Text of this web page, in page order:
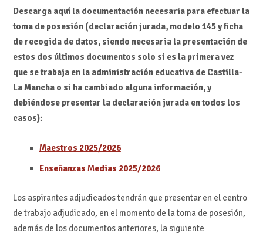
Descarga aquí la documentación necesaria para efectuar la
toma de posesión (declaración jurada, modelo 145 y ficha
de recogida de datos, siendo necesaria la presentación de
estos dos últimos documentos solo si es la primera vez
que se trabaja en la administración educativa de Castilla-
La Mancha o si ha cambiado alguna información, y
debiéndose presentar la declaración jurada en todos los
casos):
Maestros 2025/2026
Enseñanzas Medias 2025/2026
Los aspirantes adjudicados tendrán que presentar en el centro
de trabajo adjudicado, en el momento de la toma de posesión,
además de los documentos anteriores, la siguiente